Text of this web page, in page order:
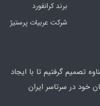
برند کرانفورد
شرکت عربیات پرستیژ
تصمیم گرفتیم تا با ایجاد
خود در سرتاسر ایران